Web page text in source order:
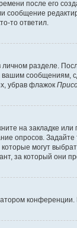
после его
сообщение
то ответил.
разделе.
убрав флажок
на закладке
опросов.
могут
за который они